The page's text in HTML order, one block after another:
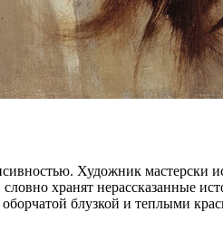
Художник мастерски
хранят нерассказанные
блузкой и теплыми